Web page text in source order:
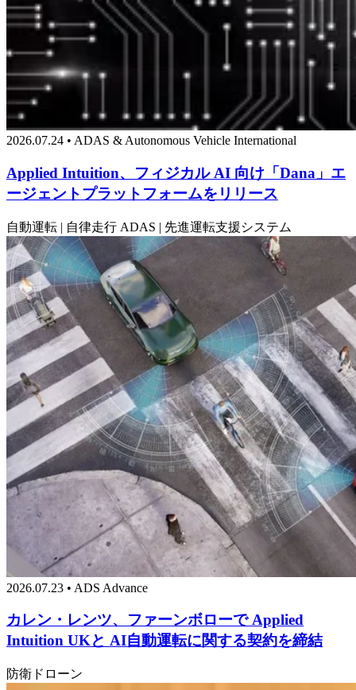
2026.07.24 • ADAS & Autonomous Vehicle International
Applied Intuition、フィジカル AI 向け「Dana」エ
ージェントプラットフォームをリリース
自動運転 | 自律走行 ADAS | 先進運転支援システム
2026.07.23 • ADS Advance
カレン・レンツ、ファーンボローで Applied
Intuition UKと AI自動運転に関する契約を締結
防衛 ドローン